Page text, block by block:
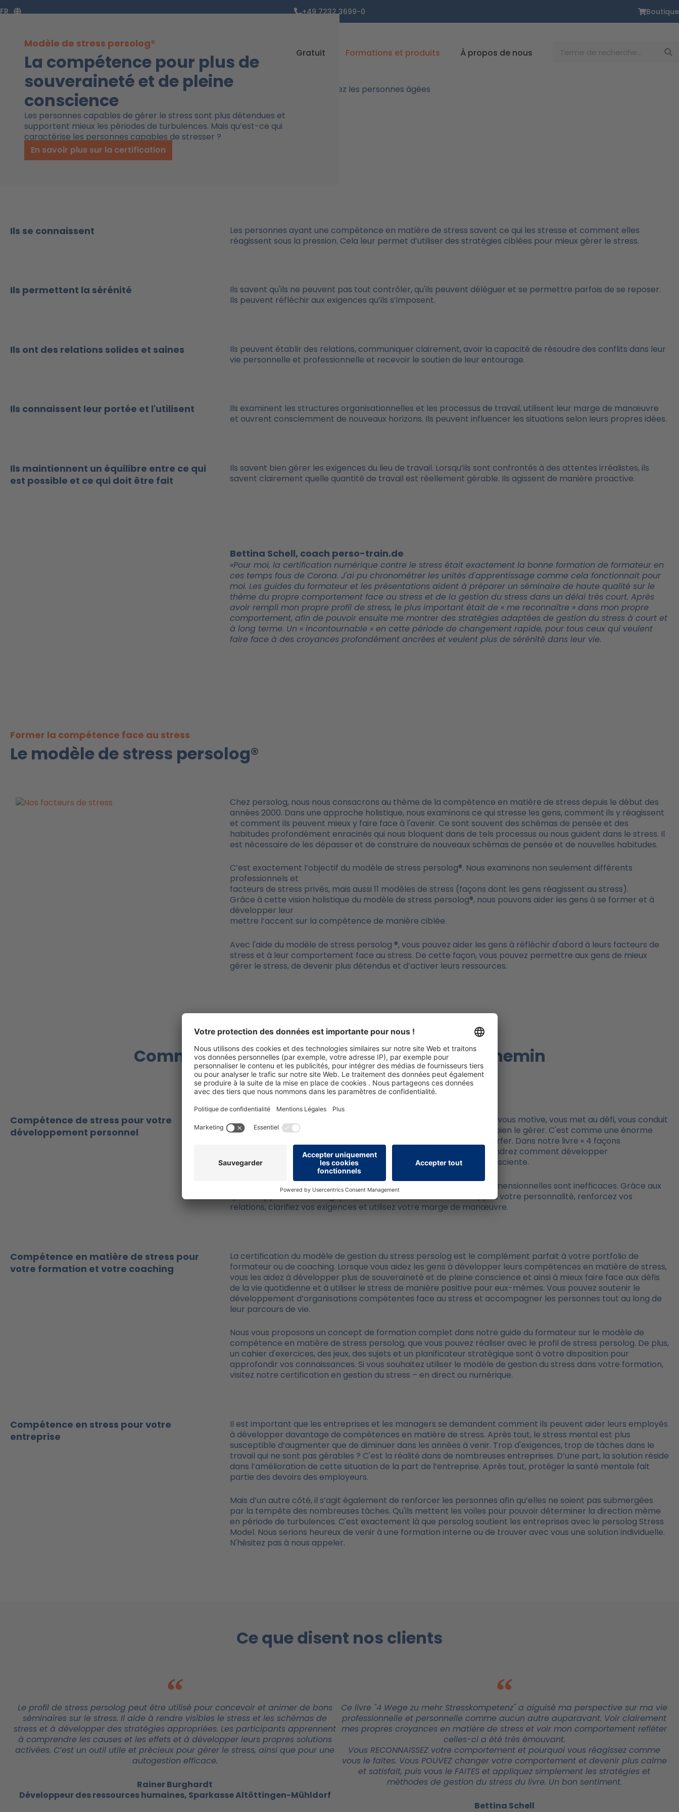
Aller
au
FR +49 7232 3699-0 Boutique
Gratuit Formations et produits À propos de nous
Modèle de stress persolog®
La compétence pour plus de
souveraineté et de pleine
conscience
Les personnes capables de gérer le stress sont plus détendues et
supportent mieux les périodes de turbulences. Mais qu’est-ce qui
caractérise les personnes capables de stresser ?
En savoir plus sur la certification
Ils se connaissent
Les personnes ayant une compétence en matière de stress savent ce qui les stresse et comment elles
réagissent sous la pression. Cela leur permet d’utiliser des stratégies ciblées pour mieux gérer le stress.
Ils permettent la sérénité
Ils savent qu'ils ne peuvent pas tout contrôler, qu'ils peuvent déléguer et se permettre parfois de se reposer.
Ils peuvent réfléchir aux exigences qu’ils s’imposent.
Ils ont des relations solides et saines
Ils peuvent établir des relations, communiquer clairement, avoir la capacité de résoudre des conflits dans leur
vie personnelle et professionnelle et recevoir le soutien de leur entourage.
Ils connaissent leur portée et l'utilisent
Ils examinent les structures organisationnelles et les processus de travail, utilisent leur marge de manœuvre
et ouvrent consciemment de nouveaux horizons. Ils peuvent influencer les situations selon leurs propres idées.
Ils maintiennent un équilibre entre ce qui
est possible et ce qui doit être fait
Ils savent bien gérer les exigences du lieu de travail. Lorsqu’ils sont confrontés à des attentes irréalistes, ils
savent clairement quelle quantité de travail est réellement gérable. Ils agissent de manière proactive.
Bettina Schell, coach perso-train.de
«Pour moi, la certification numérique contre le stress était exactement la bonne formation de formateur en
ces temps fous de Corona. J'ai pu chronométrer les unités d'apprentissage comme cela fonctionnait pour
moi. Les guides du formateur et les présentations aident à préparer un séminaire de haute qualité sur le
thème du propre comportement face au stress et de la gestion du stress dans un délai très court. Après
avoir rempli mon propre profil de stress, le plus important était de « me reconnaître » dans mon propre
comportement, afin de pouvoir ensuite me montrer des stratégies adaptées de gestion du stress à court et
à long terme. Un « incontournable » en cette période de changement rapide, pour tous ceux qui veulent
faire face à des croyances profondément ancrées et veulent plus de sérénité dans leur vie.
Former la compétence face au stress
Le modèle de stress persolog®
Chez persolog, nous nous consacrons au thème de la compétence en matière de stress depuis le début des
années 2000. Dans une approche holistique, nous examinons ce qui stresse les gens, comment ils y réagissent
et comment ils peuvent mieux y faire face à l'avenir. Ce sont souvent des schémas de pensée et des
habitudes profondément enracinés qui nous bloquent dans de tels processus ou nous guident dans le stress. Il
est nécessaire de les dépasser et de construire de nouveaux schémas de pensée et de nouvelles habitudes.
C’est exactement l’objectif du modèle de stress persolog®. Nous examinons non seulement différents
professionnels et
facteurs de stress privés, mais aussi 11 modèles de stress (façons dont les gens réagissent au stress).
Grâce à cette vision holistique du modèle de stress persolog®, nous pouvons aider les gens à se former et à
développer leur
mettre l’accent sur la compétence de manière ciblée.
Avec l'aide du modèle de stress persolog ®, vous pouvez aider les gens à réfléchir d'abord à leurs facteurs de
stress et à leur comportement face au stress. De cette façon, vous pouvez permettre aux gens de mieux
gérer le stress, de devenir plus détendus et d’activer leurs ressources.
Le modèle de stress persolog®
Comment nous vous soutenons sur votre chemin
Compétence de stress pour votre
développement personnel
Le stress fait partie de la vie, professionnellement et privéement : il vous motive, vous met au défi, vous conduit
à des performances optimales – du moins si vous êtes capable de bien le gérer. C'est comme une énorme
vague : soit vous la laissez rouler sur vous, soit vous apprenez à la surfer. Dans notre livre « 4 façons
d’augmenter vos compétences en matière de stress », vous apprendrez comment développer
spécifiquement les bonnes stratégies pour une vie confiante et consciente.
Le stress étant un événement multidimensionnel, les recettes unidimensionnelles sont inefficaces. Grâce aux
quatre approches stratégiques, maîtrisez votre stress : développez votre personnalité, renforcez vos
relations, clarifiez vos exigences et utilisez votre marge de manœuvre.
Compétence en matière de stress pour
votre formation et votre coaching
La certification du modèle de gestion du stress persolog est le complément parfait à votre portfolio de
formateur ou de coaching. Lorsque vous aidez les gens à développer leurs compétences en matière de stress,
vous les aidez à développer plus de souveraineté et de pleine conscience et ainsi à mieux faire face aux défis
de la vie quotidienne et à utiliser le stress de manière positive pour eux-mêmes. Vous pouvez soutenir le
développement d’organisations compétentes face au stress et accompagner les personnes tout au long de
leur parcours de vie.
Nous vous proposons un concept de formation complet dans notre guide du formateur sur le modèle de
compétence en matière de stress persolog, que vous pouvez réaliser avec le profil de stress persolog. De plus,
un cahier d'exercices, des jeux, des sujets et un planificateur stratégique sont à votre disposition pour
approfondir vos connaissances. Si vous souhaitez utiliser le modèle de gestion du stress dans votre formation,
visitez notre certification en gestion du stress – en direct ou numérique.
Compétence en stress pour votre
entreprise
Il est important que les entreprises et les managers se demandent comment ils peuvent aider leurs employés
à développer davantage de compétences en matière de stress. Après tout, le stress mental est plus
susceptible d’augmenter que de diminuer dans les années à venir. Trop d'exigences, trop de tâches dans le
travail qui ne sont pas gérables ? C'est la réalité dans de nombreuses entreprises. D’une part, la solution réside
dans l’amélioration de cette situation de la part de l’entreprise. Après tout, protéger la santé mentale fait
partie des devoirs des employeurs.
Mais d’un autre côté, il s’agit également de renforcer les personnes afin qu’elles ne soient pas submergées
par la tempête des nombreuses tâches. Qu'ils mettent les voiles pour pouvoir déterminer la direction même
en période de turbulences. C'est exactement là que persolog soutient les entreprises avec le persolog Stress
Model. Nous serions heureux de venir à une formation interne ou de trouver avec vous une solution individuelle.
N'hésitez pas à nous appeler.
Ce que disent nos clients
Le profil de stress persolog peut être utilisé pour concevoir et animer de bons
séminaires sur le stress. Il aide à rendre visibles le stress et les schémas de
stress et à développer des stratégies appropriées. Les participants apprennent
à comprendre les causes et les effets et à développer leurs propres solutions
activées. C’est un outil utile et précieux pour gérer le stress, ainsi que pour une
autogestion efficace.
Rainer Burghardt
Développeur des ressources humaines, Sparkasse Altöttingen-Mühldorf
Ce livre "4 Wege zu mehr Stresskompetenz" a aiguisé ma perspective sur ma vie
professionnelle et personnelle comme aucun autre auparavant. Voir clairement
mes propres croyances en matière de stress et voir mon comportement refléter
celles-ci a été très émouvant.
Vous RECONNAISSEZ votre comportement et pourquoi vous réagissez comme
vous le faites. Vous POUVEZ changer votre comportement et devenir plus calme
et satisfait, puis vous le FAITES et appliquez simplement les stratégies et
méthodes de gestion du stress du livre. Un bon sentiment.
Bettina Schell